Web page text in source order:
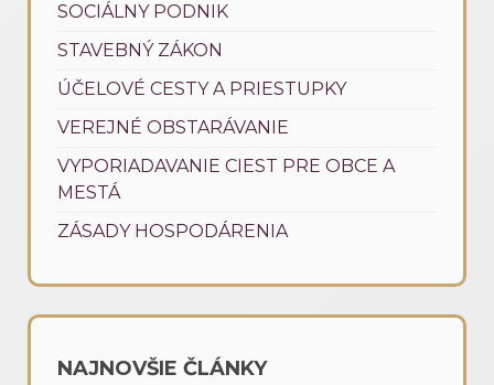
SOCIÁLNY PODNIK
STAVEBNÝ ZÁKON
ÚČELOVÉ CESTY A PRIESTUPKY
VEREJNÉ OBSTARÁVANIE
VYPORIADAVANIE CIEST PRE OBCE A
MESTÁ
ZÁSADY HOSPODÁRENIA
NAJNOVŠIE ČLÁNKY